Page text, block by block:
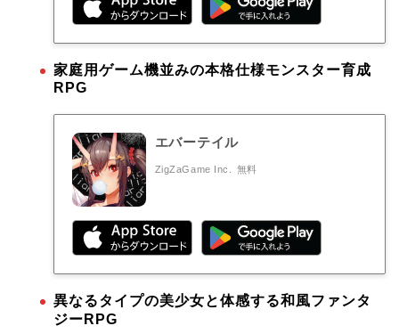
家庭用ゲーム機並みの本格仕様モンスター育成
RPG
エバーテイル
ZigZaGame Inc. 無料
異なるタイプの美少女と体感する和風ファンタ
ジーRPG